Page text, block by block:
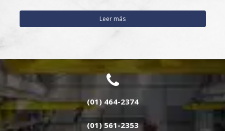
Leer más
(01) 464-2374
(01) 561-2353